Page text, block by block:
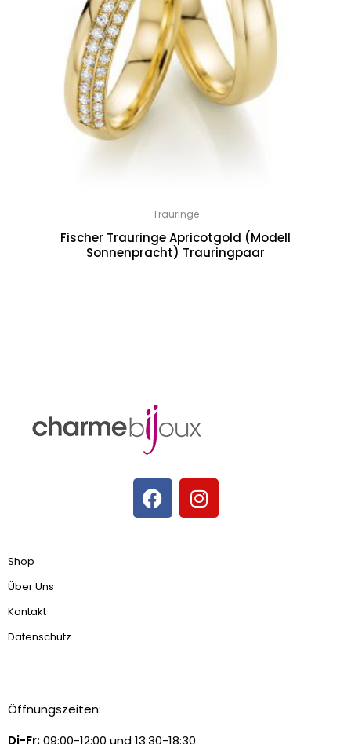
Trauringe
Fischer Trauringe Apricotgold (Modell
Sonnenpracht) Trauringpaar
Shop
Über Uns
Kontakt
Datenschutz
Öffnungszeiten:
Di-Fr:09:00-12:00 und 13:30-18:30